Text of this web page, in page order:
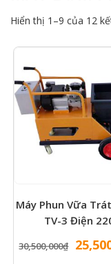
Hiển thị 1–9 của 12
Máy Phun Vữa
TV-3 Điện
30,500,000₫ Giá